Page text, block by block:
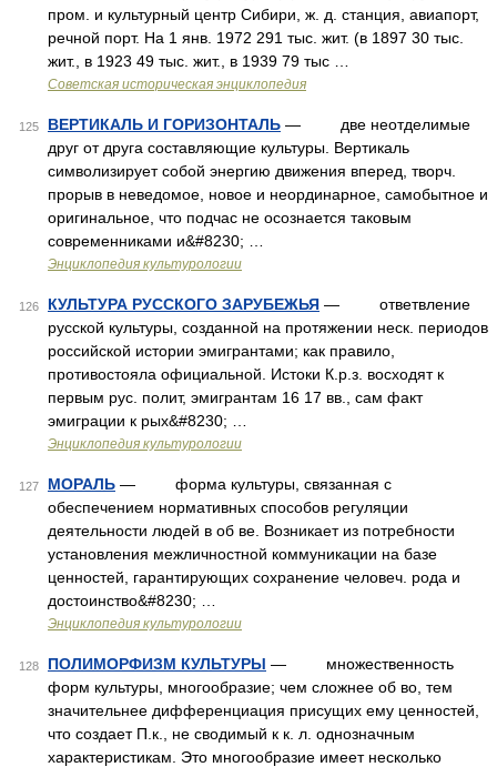
пром. и культурный центр Сибири, ж. д. станция, авиапорт,
речной порт. На 1 янв. 1972 291 тыс. жит. (в 1897 30 тыс.
жит., в 1923 49 тыс. жит., в 1939 79 тыс …
Советская историческая энциклопедия
125 ВЕРТИКАЛЬ И ГОРИЗОНТАЛЬ — две неотделимые
друг от друга составляющие культуры. Вертикаль
символизирует собой энергию движения вперед, творч.
прорыв в неведомое, новое и неординарное, самобытное и
оригинальное, что подчас не осознается таковым
современниками и&#8230; …
Энциклопедия культурологии
126 КУЛЬТУРА РУССКОГО ЗАРУБЕЖЬЯ — ответвление
русской культуры, созданной на протяжении неск. периодов
российской истории эмигрантами; как правило,
противостояла официальной. Истоки К.р.з. восходят к
первым рус. полит, эмигрантам 16 17 вв., сам факт
эмиграции к рых&#8230; …
Энциклопедия культурологии
127 МОРАЛЬ — форма культуры, связанная с
обеспечением нормативных способов регуляции
деятельности людей в об ве. Возникает из потребности
установления межличностной коммуникации на базе
ценностей, гарантирующих сохранение человеч. рода и
достоинство&#8230; …
Энциклопедия культурологии
128 ПОЛИМОРФИЗМ КУЛЬТУРЫ — множественность
форм культуры, многообразие; чем сложнее об во, тем
значительнее дифференциация присущих ему ценностей,
что создает П.к., не сводимый к к. л. однозначным
характеристикам. Это многообразие имеет несколько